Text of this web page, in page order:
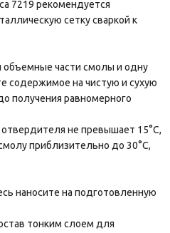
7219 рекомендуется
сетку сваркой к
части смолы и одну
содержимое на чистую и сухую
получения равномерного
не превышает 15°C,
приблизительно до 30°C,
наносите на подготовленную
тонким слоем для